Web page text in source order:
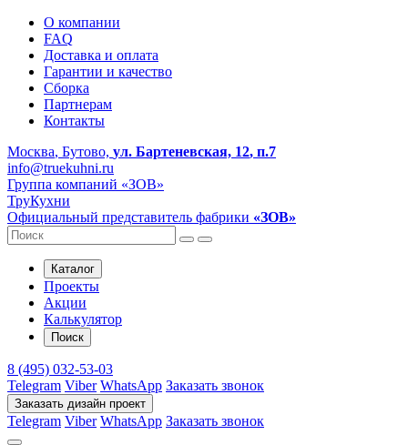
О компании
FAQ
Доставка и оплата
Гарантии и качество
Сборка
Партнерам
Контакты
Москва, Бутово, ул. Бартеневская, 12, п.7
info@truekuhni.ru
Группа компаний «ЗОВ»
ТруКухни
Официальный представитель фабрики «ЗОВ»
Каталог
Проекты
Акции
Калькулятор
Поиск
8 (495) 032-53-03
Telegram Viber WhatsApp Заказать звонок
Заказать дизайн проект
Telegram Viber WhatsApp Заказать звонок